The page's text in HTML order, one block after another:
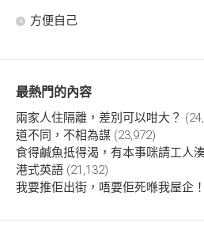
方便自己
最熱門的內容
兩家人住隔離，差別可以咁大？
道不同，不相為謀 (23,972)
食得鹹魚抵得渴，有本事咪請工人
港式英語 (21,132)
我要推佢出街，唔要佢死喺我屋企！